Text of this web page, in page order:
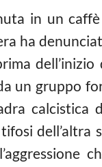
in un
ha
un gruppo
calcistica
dell’altra